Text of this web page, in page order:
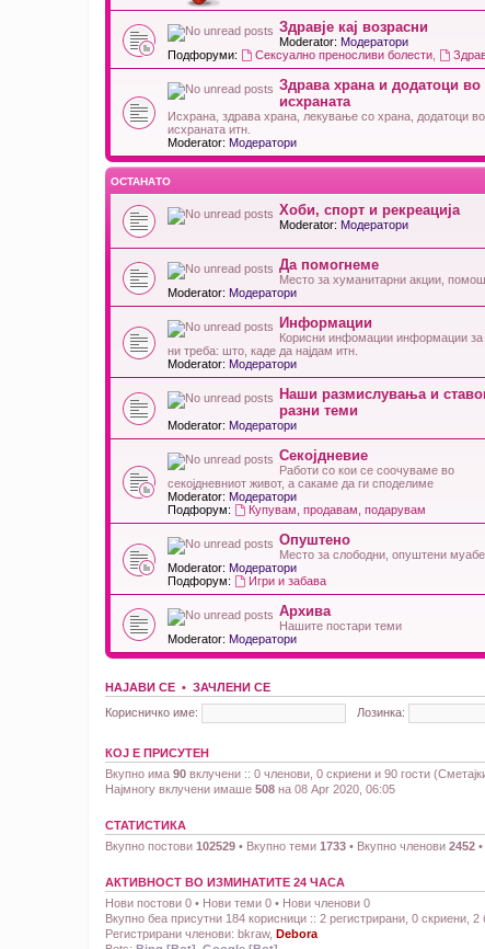
Здравје кај возрасни
Moderator: Модератори
Подфоруми:
Сексуално преносливи болести,
Здрава храна и додатоци во
исхраната
Исхрана, здрава храна, лекување со храна, додатоци во
исхраната итн.
Moderator: Модератори
ОСТАНАТО
Хоби, спорт и рекреација
Moderator: Модератори
Да помогнеме
Место за хуманитарни акции, помош
Moderator: Модератори
Информации
Корисни инфомации информации
ни треба: што, каде да најдам итн.
Moderator: Модератори
Наши размислувања и
разни теми
Moderator: Модератори
Секојдневие
Работи со кои се соочуваме во
секојдневниот живот, а сакаме да ги споделиме
Moderator: Модератори
Подфорум:
Купувам, продавам, подарувам
Опуштено
Место за слободни, опуштени
Moderator: Модератори
Подфорум:
Игри и забава
Архива
Нашите постари теми
Moderator: Модератори
НАЈАВИ СЕ • ЗАЧЛЕНИ СЕ
Корисничко име:
Лозинка:
КОЈ Е ПРИСУТЕН
Вкупно има 90 вклучени :: 0 членови, 0 скриени и 90 гости
Најмногу вклучени имаше 508 на 08 Apr 2020, 06:05
СТАТИСТИКА
Вкупно постови 102529 • Вкупно теми 1733 • Вкупно членови 2452
АКТИВНОСТ ВО ИЗМИНАТИТЕ 24 ЧАСА
Нови постови 0 • Нови теми 0 • Нови членови 0
Вкупно беа присутни 184 корисници :: 2 регистрирани, 0 скриени,
Регистрирани членови: bkraw, Debora